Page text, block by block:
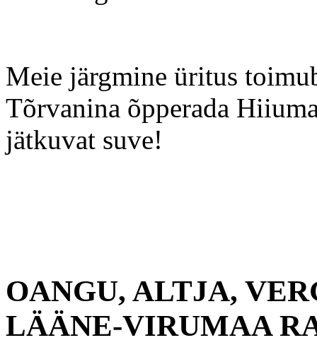
Meie järgmine üritus
Tõrvanina õpperada
jätkuvat suve!
OANGU, ALTJA,
LÄÄNE-VIRUMAA